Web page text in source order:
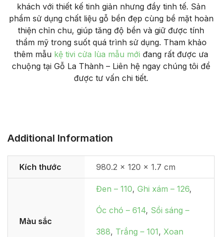
khách với thiết kế tinh giản nhưng đầy tinh tế. Sản
phẩm sử dụng chất liệu gỗ bền đẹp cùng bề mặt hoàn
thiện chỉn chu, giúp tăng độ bền và giữ được tính
thẩm mỹ trong suốt quá trình sử dụng. Tham khảo
thêm mẫu kệ tivi cửa lùa mẫu mới đang rất được ưa
chuộng tại Gỗ La Thành – Liên hệ ngay chúng tôi để
được tư vấn chi tiết.
Additional Information
Kích thước 980.2 × 120 × 1.7 cm
Màu sắc
Đen – 110, Ghi xám – 126,
Óc chó – 614, Sồi sáng –
388, Trắng – 101, Xoan